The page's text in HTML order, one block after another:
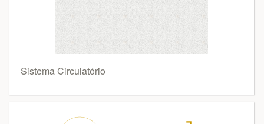
Sistema Circulatório